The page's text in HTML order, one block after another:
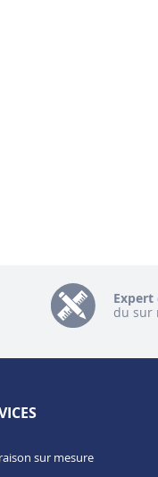
Expert
du sur
sur mesure